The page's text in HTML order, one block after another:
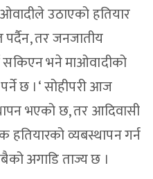
उठाएको हतियार
पर्दैन, तर जनजातीय
सकिएन भने माओवादीको
छ ।‘ सोहीपरी आज
भएको छ, तर आदिवासी
व्यबस्थापन गर्न
अगाडि ताज्य छ ।